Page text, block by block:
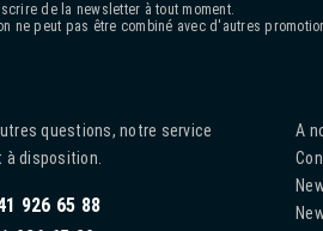
de la newsletter à tout moment.
ne peut pas être combiné avec d'autres
questions, notre service
disposition.
926 65 88
A